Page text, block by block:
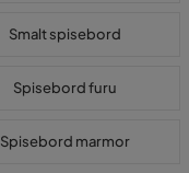
Smalt spisebord
Spisebord furu
Spisebord marmor